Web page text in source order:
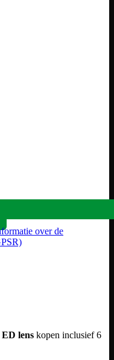
over de
lens kopen inclusief 6